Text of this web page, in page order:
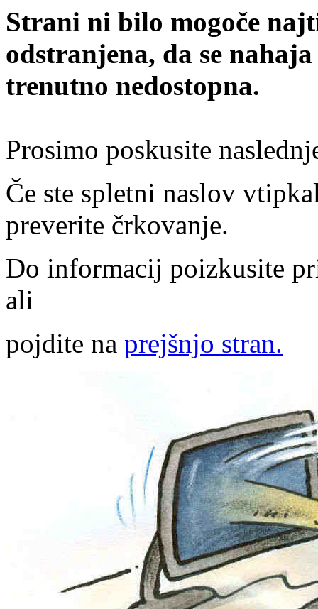
Strani ni bilo mogoče
odstranjena, da se
trenutno nedostopna.
Prosimo poskusite
Če ste spletni naslov
preverite črkovanje.
Do informacij poizkusite
ali
pojdite na prejšnjo stran.